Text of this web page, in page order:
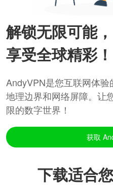
解锁无限可能，
享受全球精彩！
AndyVPN是您互联网体
地理边界和网络屏障。让
限的数字世界！
获取
下载适合